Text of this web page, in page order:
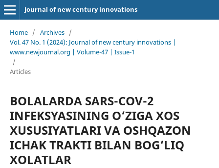
Journal of new century innovations
Home / Archives /
Vol. 47 No. 1 (2024): Journal of new century innovations |
www.newjournal.org | Volume-47 | Issue-1
/
Articles
BOLALARDA SARS-COV-2
INFEKSYASINING O‘ZIGA XOS
XUSUSIYATLARI VA OSHQAZON
ICHAK TRAKTI BILAN BOG‘LIQ
XOLATLAR